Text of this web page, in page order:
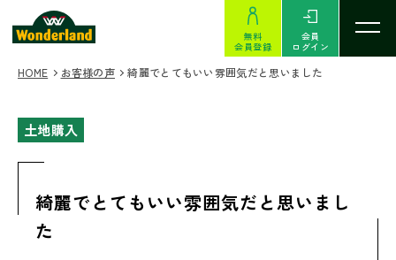
無料
会員登録
会員
ログイン
HOME お客様の声 綺麗でとてもいい雰囲気だと思いました
土地購入
綺麗でとてもいい雰囲気だと思いまし
た